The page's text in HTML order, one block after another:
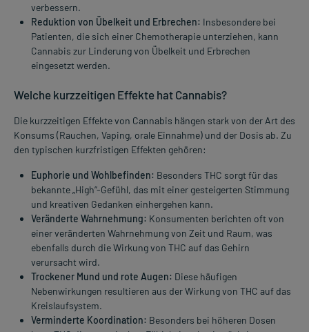
verbessern.
Reduktion von Übelkeit und Erbrechen: Insbesondere bei
Patienten, die sich einer Chemotherapie unterziehen, kann
Cannabis zur Linderung von Übelkeit und Erbrechen
eingesetzt werden.
Welche kurzzeitigen Effekte hat Cannabis?
Die kurzzeitigen Effekte von Cannabis hängen stark von der Art des
Konsums (Rauchen, Vaping, orale Einnahme) und der Dosis ab. Zu
den typischen kurzfristigen Effekten gehören:
Euphorie und Wohlbefinden: Besonders THC sorgt für das
bekannte „High“-Gefühl, das mit einer gesteigerten Stimmung
und kreativen Gedanken einhergehen kann.
Veränderte Wahrnehmung: Konsumenten berichten oft von
einer veränderten Wahrnehmung von Zeit und Raum, was
ebenfalls durch die Wirkung von THC auf das Gehirn
verursacht wird.
Trockener Mund und rote Augen: Diese häufigen
Nebenwirkungen resultieren aus der Wirkung von THC auf das
Kreislaufsystem.
Verminderte Koordination: Besonders bei höheren Dosen